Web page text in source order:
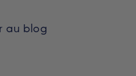
au blog